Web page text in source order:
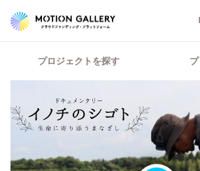
プロジェクトを探す